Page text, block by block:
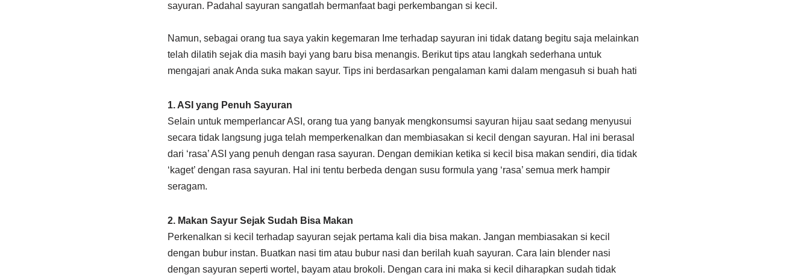
sayuran. Padahal sayuran sangatlah bermanfaat bagi perkembangan si kecil.
Namun, sebagai orang tua saya yakin kegemaran Ime terhadap sayuran ini tidak datang begitu saja melainkan
telah dilatih sejak dia masih bayi yang baru bisa menangis. Berikut tips atau langkah sederhana untuk
mengajari anak Anda suka makan sayur. Tips ini berdasarkan pengalaman kami dalam mengasuh si buah hati
1. ASI yang Penuh Sayuran
Selain untuk memperlancar ASI, orang tua yang banyak mengkonsumsi sayuran hijau saat sedang menyusui
secara tidak langsung juga telah memperkenalkan dan membiasakan si kecil dengan sayuran. Hal ini berasal
dari ‘rasa’ ASI yang penuh dengan rasa sayuran. Dengan demikian ketika si kecil bisa makan sendiri, dia tidak
‘kaget’ dengan rasa sayuran. Hal ini tentu berbeda dengan susu formula yang ‘rasa’ semua merk hampir
seragam.
2. Makan Sayur Sejak Sudah Bisa Makan
Perkenalkan si kecil terhadap sayuran sejak pertama kali dia bisa makan. Jangan membiasakan si kecil
dengan bubur instan. Buatkan nasi tim atau bubur nasi dan berilah kuah sayuran. Cara lain blender nasi
dengan sayuran seperti wortel, bayam atau brokoli. Dengan cara ini maka si kecil diharapkan sudah tidak